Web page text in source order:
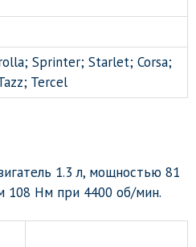
Sprinter; Starlet; Corsa;
Tercel
1.3 л, мощностью 81
108 Нм при 4400 об/мин.